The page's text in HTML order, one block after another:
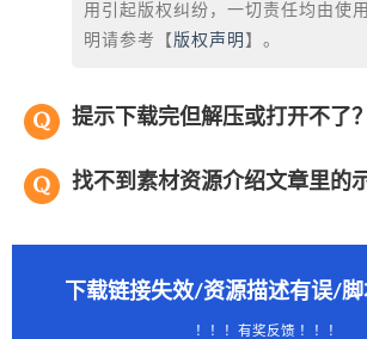
用引起版权纠纷，一切责任均由使
明请参考【 版权声明 】。
提示下载完但解压或打开不了？
找不到素材资源介绍文章里的
下载链接失效/资源描述有误/
！！！有奖反馈 ！！！